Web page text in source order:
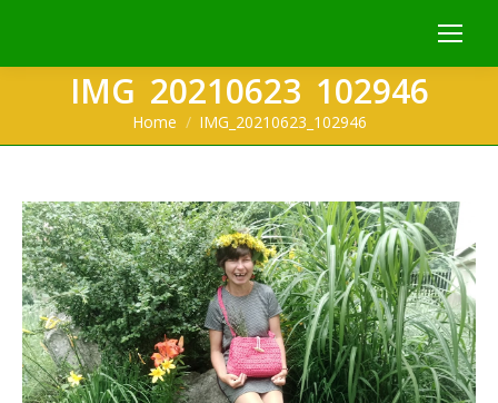
IMG_20210623_102946
You are here:
Home IMG_20210623_102946